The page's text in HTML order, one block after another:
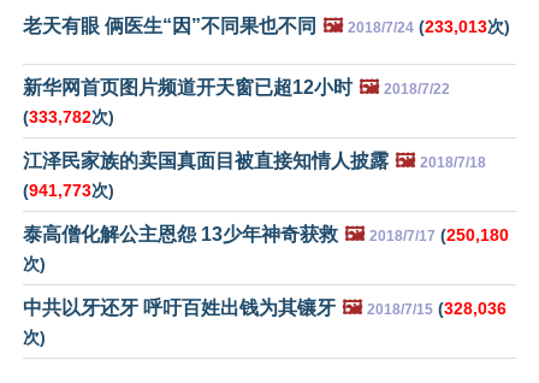
老天有眼 俩医生“因”不同果也不同 🖼️ 2018/7/24 (233,013次)
新华网首页图片频道开天窗已超12小时 🖼️ 2018/7/22
(333,782次)
江泽民家族的卖国真面目被直接知情人披露 🖼️ 2018/7/18
(941,773次)
泰高僧化解公主恩怨 13少年神奇获救 🖼️ 2018/7/17 (250,180
次)
中共以牙还牙 呼吁百姓出钱为其镶牙 🖼️ 2018/7/15 (328,036
次)